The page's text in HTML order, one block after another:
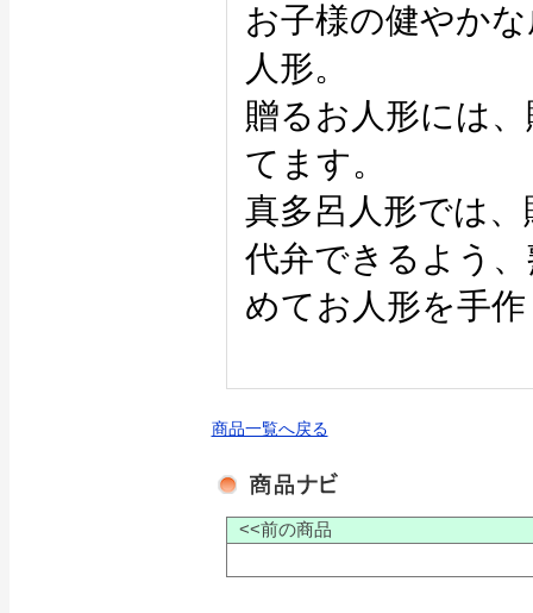
お子様の健やか
人形。
贈るお人形には
てます。
真多呂人形では
代弁できるよう
めてお人形を手
商品一覧へ戻る
<<前の商品